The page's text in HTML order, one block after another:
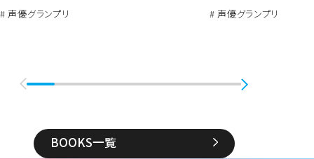
# 声優グランプリ # 声優グランプリ
BOOKS一覧